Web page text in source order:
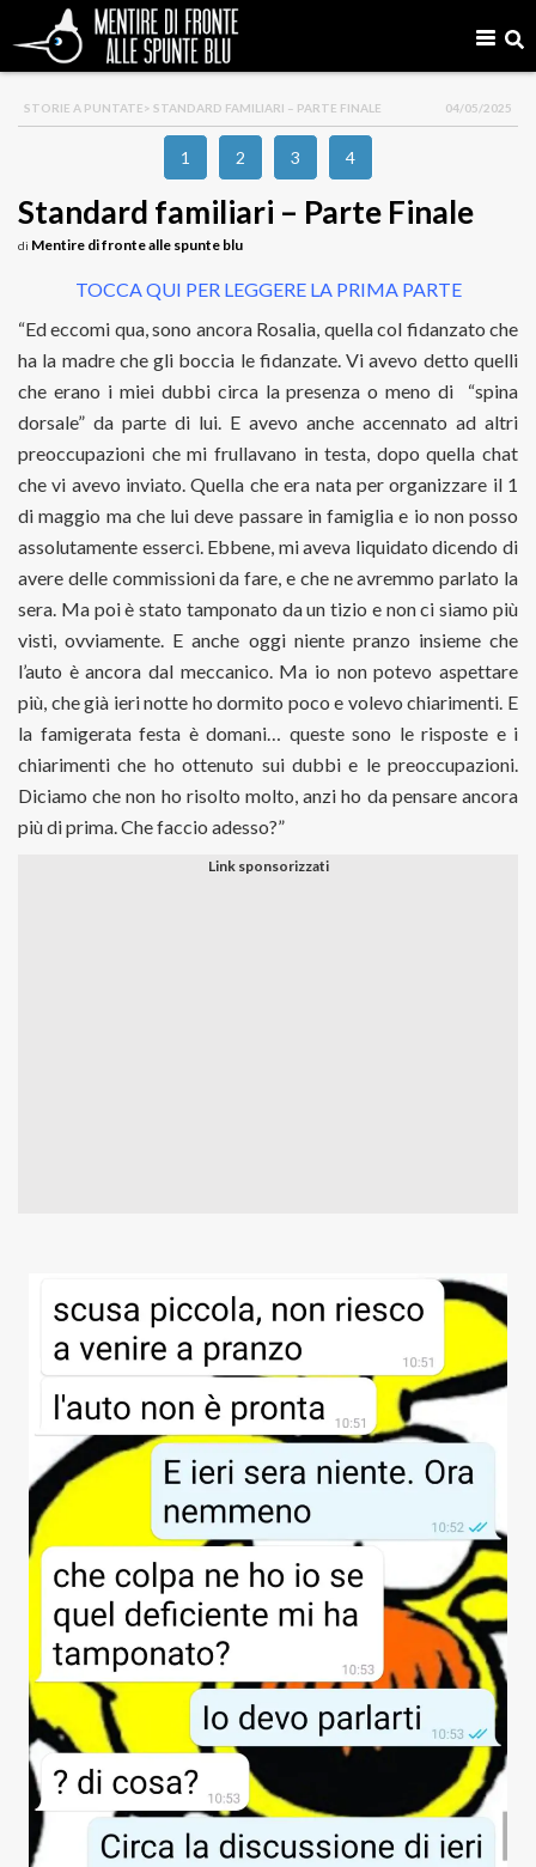
STORIE A PUNTATE> STANDARD FAMILIARI – PARTE FINALE 04/05/2025
1 2 3 4
Standard familiari – Parte Finale
di Mentire di fronte alle spunte blu
TOCCA QUI PER LEGGERE LA PRIMA PARTE
“Ed eccomi qua, sono ancora Rosalia, quella col fidanzato che
ha la madre che gli boccia le fidanzate. Vi avevo detto quelli
che erano i miei dubbi circa la presenza o meno di
“spina
dorsale” da parte di lui. E avevo anche accennato ad altri
preoccupazioni che mi frullavano in testa, dopo quella chat
che vi avevo inviato. Quella che era nata per organizzare il 1
di maggio ma che lui deve passare in famiglia e io non posso
assolutamente esserci. Ebbene, mi aveva liquidato dicendo di
avere delle commissioni da fare, e che ne avremmo parlato la
sera. Ma poi è stato tamponato da un tizio e non ci siamo più
visti, ovviamente. E anche oggi niente pranzo insieme che
l’auto è ancora dal meccanico. Ma io non potevo aspettare
più, che già ieri notte ho dormito poco e volevo chiarimenti. E
la famigerata festa è domani… queste sono le risposte e i
chiarimenti che ho ottenuto sui dubbi e le preoccupazioni.
Diciamo che non ho risolto molto, anzi ho da pensare ancora
più di prima. Che faccio adesso?”